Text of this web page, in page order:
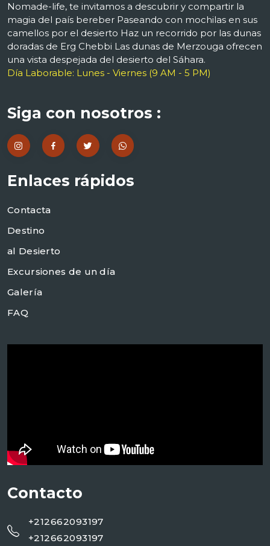
Nomade-life, te invitamos a descubrir y compartir la
magia del país bereber Paseando con mochilas en sus
camellos por el desierto Haz un recorrido por las dunas
doradas de Erg Chebbi Las dunas de Merzouga ofrecen
una vista despejada del desierto del Sáhara.
Día Laborable: Lunes - Viernes (9 AM - 5 PM)
Siga con nosotros :
Enlaces rápidos
Contacta
Destino
al Desierto
Excursiones de un día
Galería
FAQ
Contacto
+212662093197
+212662093197